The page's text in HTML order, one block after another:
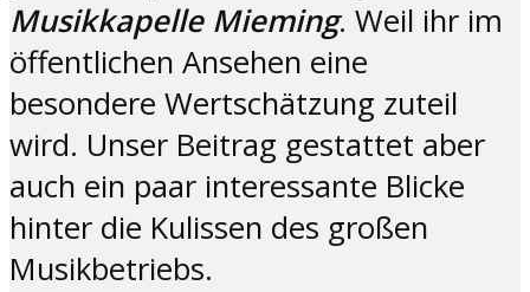
Musikkapelle Mieming. Weil ihr im
öffentlichen Ansehen eine
besondere Wertschätzung zuteil
wird. Unser Beitrag gestattet aber
auch ein paar interessante Blicke
hinter die Kulissen des großen
Musikbetriebs.